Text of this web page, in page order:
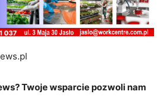
Twoje wsparcie pozwoli nam